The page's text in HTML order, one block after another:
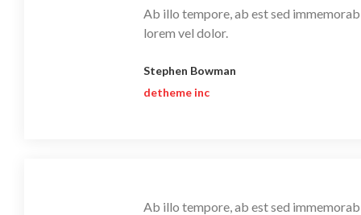
Ab illo tempore, ab est sed
lorem vel dolor.
Stephen Bowman
detheme inc
Ab illo tempore, ab est sed